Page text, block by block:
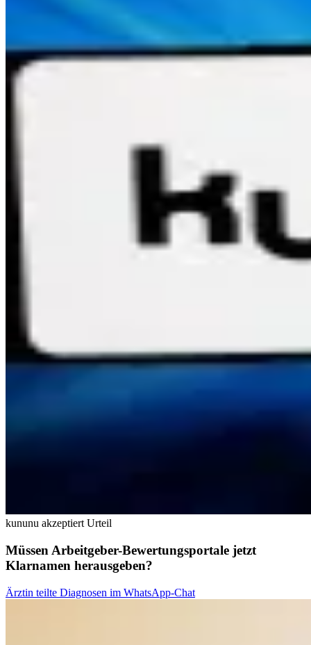
kununu akzeptiert Urteil
Müssen Arbeitgeber-Bewertungsportale jetzt
Klarnamen herausgeben?
Ärztin teilte Diagnosen im WhatsApp-Chat